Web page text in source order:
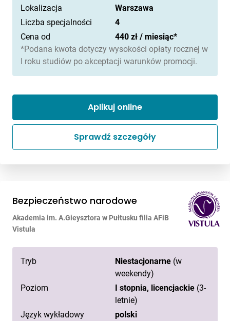
Lokalizacja
Warszawa
Liczba specjalności
4
Cena od
440 zł / miesiąc*
*Podana kwota dotyczy wysokości opłaty rocznej w
I roku studiów po akceptacji warunków promocji.
Aplikuj online
Sprawdź szczegóły
Bezpieczeństwo narodowe
Akademia im. A.Gieysztora w Pułtusku filia AFiB
Vistula
Tryb Niestacjonarne (w
weekendy)
Poziom
I stopnia, licencjackie (3-
letnie)
Język wykładowy
polski